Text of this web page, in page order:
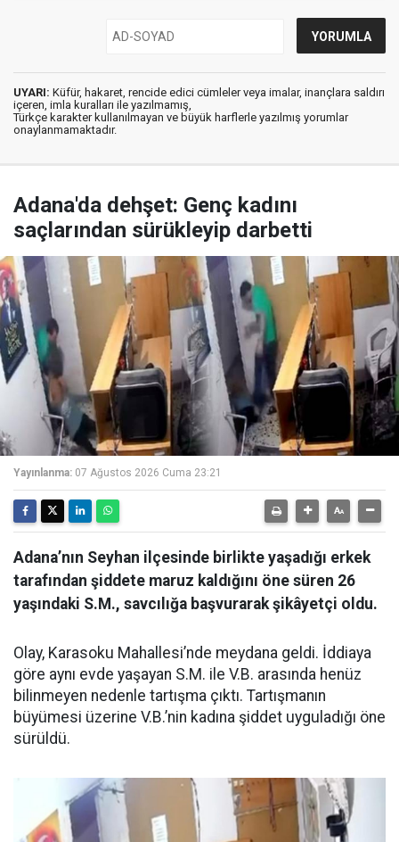
UYARI: Küfür, hakaret, rencide edici cümleler veya imalar, inançlara saldırı
içeren, imla kuralları ile yazılmamış,
Türkçe karakter kullanılmayan ve büyük harflerle yazılmış yorumlar
onaylanmamaktadır.
Adana'da dehşet: Genç kadını
saçlarından sürükleyip darbetti
Yayınlanma: 07 Ağustos 2026 Cuma 23:21
Adana’nın Seyhan ilçesinde birlikte yaşadığı erkek
tarafından şiddete maruz kaldığını öne süren 26
yaşındaki S.M., savcılığa başvurarak şikâyetçi oldu.
Olay, Karasoku Mahallesi’nde meydana geldi. İddiaya
göre aynı evde yaşayan S.M. ile V.B. arasında henüz
bilinmeyen nedenle tartışma çıktı. Tartışmanın
büyümesi üzerine V.B.’nin kadına şiddet uyguladığı öne
sürüldü.